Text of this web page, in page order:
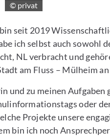
© privat
seit 2019
ich selbst auch sowohl
NL verbracht und
am Fluss – Mülheim
zu meinen Aufgaben
oder
Projekte unsere
bin ich noch